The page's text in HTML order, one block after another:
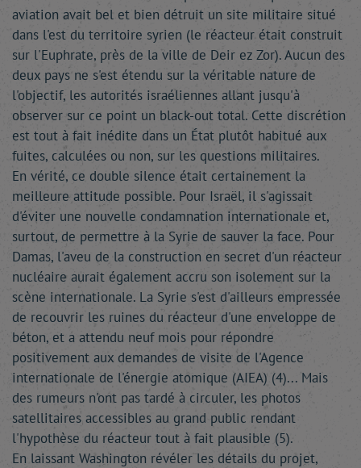
aviation avait bel et bien détruit un site militaire situé
dans l'est du territoire syrien (le réacteur était construit
sur l'Euphrate, près de la ville de Deir ez Zor). Aucun des
deux pays ne s'est étendu sur la véritable nature de
l'objectif, les autorités israéliennes allant jusqu'à
observer sur ce point un black-out total. Cette discrétion
est tout à fait inédite dans un État plutôt habitué aux
fuites, calculées ou non, sur les questions militaires.
En vérité, ce double silence était certainement la
meilleure attitude possible. Pour Israël, il s'agissait
d'éviter une nouvelle condamnation internationale et,
surtout, de permettre à la Syrie de sauver la face. Pour
Damas, l'aveu de la construction en secret d'un réacteur
nucléaire aurait également accru son isolement sur la
scène internationale. La Syrie s'est d'ailleurs empressée
de recouvrir les ruines du réacteur d'une enveloppe de
béton, et a attendu neuf mois pour répondre
positivement aux demandes de visite de l'Agence
internationale de l'énergie atomique (AIEA) (4)... Mais
des rumeurs n'ont pas tardé à circuler, les photos
satellitaires accessibles au grand public rendant
l'hypothèse du réacteur tout à fait plausible (5).
En laissant Washington révéler les détails du projet,